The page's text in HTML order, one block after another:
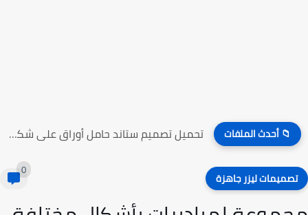
📁 أحدث الملفات تحميل تصميم ستاند حامل أوراق على شكل راقصين الباليه
ليزر جاهزة